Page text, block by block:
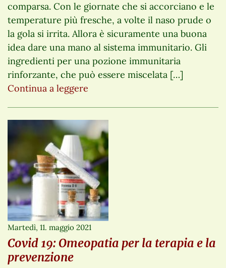
comparsa. Con le giornate che si accorciano e le
temperature più fresche, a volte il naso prude o
la gola si irrita. Allora è sicuramente una buona
idea dare una mano al sistema immunitario. Gli
ingredienti per una pozione immunitaria
rinforzante, che può essere miscelata […]
Continua a leggere
Martedì, 11. maggio 2021
Covid 19: Omeopatia per la terapia e la
prevenzione